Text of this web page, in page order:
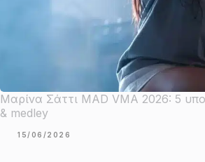
Μαρίνα Σάττι MAD VMA 2026: 5
& medley
15/06/2026